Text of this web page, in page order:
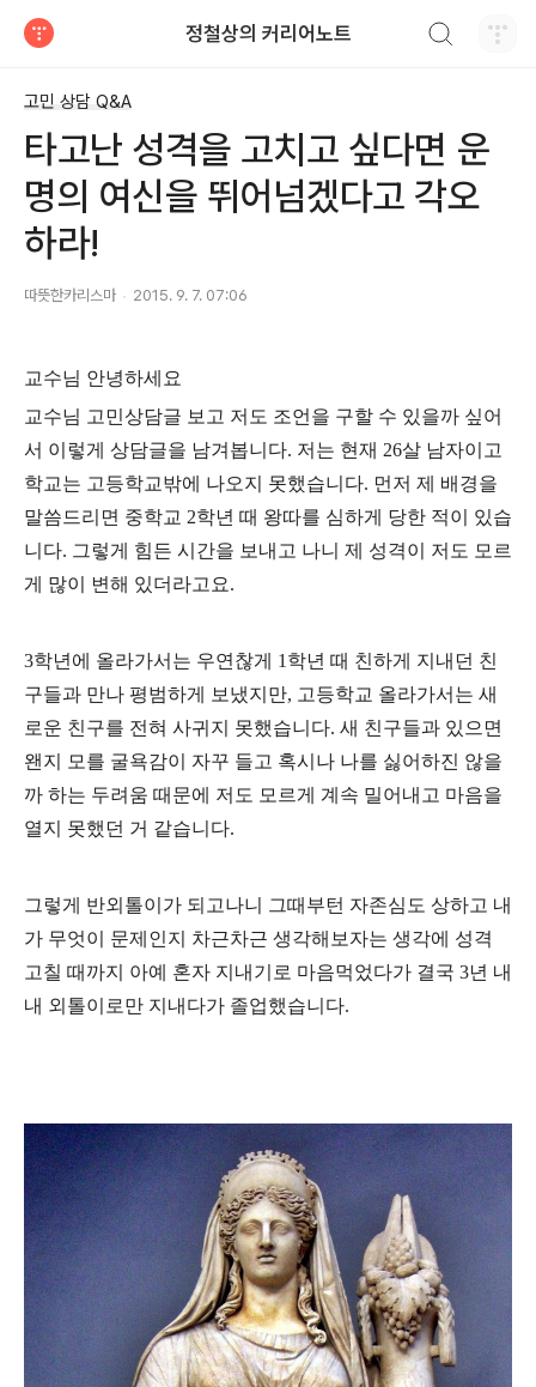
정철상의 커리어노트
고민 상담 Q&A
타고난 성격을 고치고 싶다면 운
명의 여신을 뛰어넘겠다고 각오
하라!
따뜻한카리스마 2015. 9. 7. 07:06
교수님 안녕하세요
교수님 고민상담글 보고 저도 조언을 구할 수 있을까 싶어
서 이렇게 상담글을 남겨봅니다. 저는 현재 26살 남자이고
학교는 고등학교밖에 나오지 못했습니다. 먼저 제 배경을
말씀드리면 중학교 2학년 때 왕따를 심하게 당한 적이 있습
니다. 그렇게 힘든 시간을 보내고 나니 제 성격이 저도 모르
게 많이 변해 있더라고요.
3학년에 올라가서는 우연찮게 1학년 때 친하게 지내던 친
구들과 만나 평범하게 보냈지만, 고등학교 올라가서는 새
로운 친구를 전혀 사귀지 못했습니다. 새 친구들과 있으면
왠지 모를 굴욕감이 자꾸 들고 혹시나 나를 싫어하진 않을
까 하는 두려움 때문에 저도 모르게 계속 밀어내고 마음을
열지 못했던 거 같습니다.
그렇게 반외톨이가 되고나니 그때부턴 자존심도 상하고 내
가 무엇이 문제인지 차근차근 생각해보자는 생각에 성격
고칠 때까지 아예 혼자 지내기로 마음먹었다가 결국 3년 내
내 외톨이로만 지내다가 졸업했습니다.